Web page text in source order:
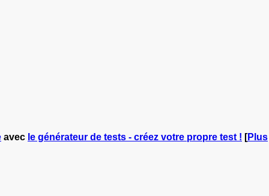
avec le générateur de tests - créez votre propre test ! [Plus